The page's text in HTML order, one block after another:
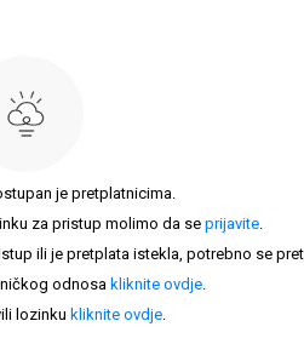
je pretplatnicima.
za pristup molimo da seprijavite.
ili je pretplata istekla, potrebno se
odnosa kliknite ovdje.
lozinku kliknite ovdje.